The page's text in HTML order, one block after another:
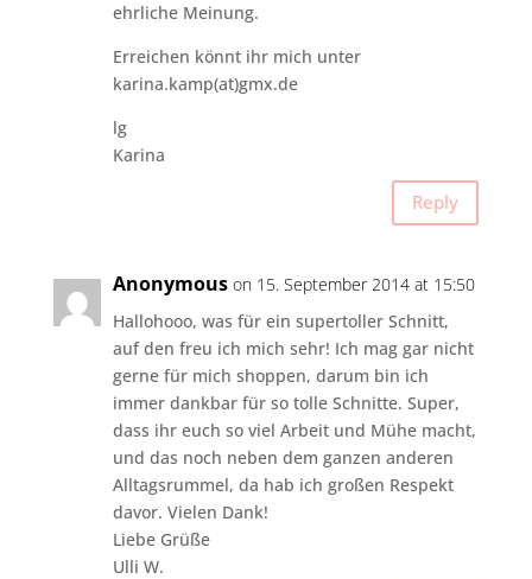
ehrliche Meinung.
Erreichen könnt ihr mich unter
karina.kamp(at)gmx.de
lg
Karina
Reply
Anonymous on 15. September 2014 at 15:50
Hallohooo, was für ein supertoller Schnitt,
auf den freu ich mich sehr! Ich mag gar nicht
gerne für mich shoppen, darum bin ich
immer dankbar für so tolle Schnitte. Super,
dass ihr euch so viel Arbeit und Mühe macht,
und das noch neben dem ganzen anderen
Alltagsrummel, da hab ich großen Respekt
davor. Vielen Dank!
Liebe Grüße
Ulli W.